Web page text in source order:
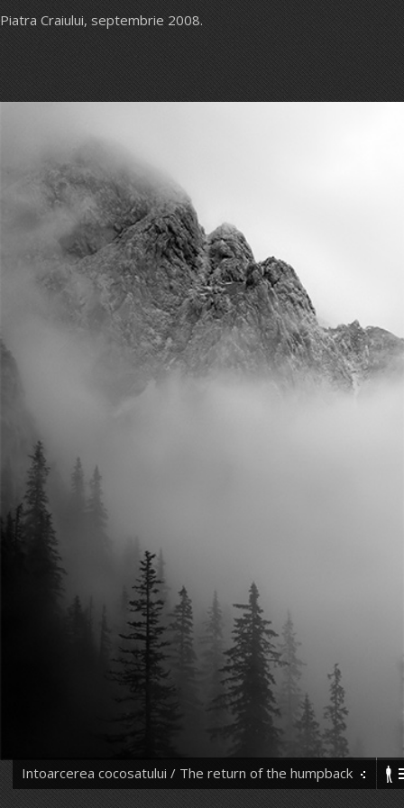
Intoarcerea cocosatului / The return of the humpback
Piatra Craiului, septembrie 2008.